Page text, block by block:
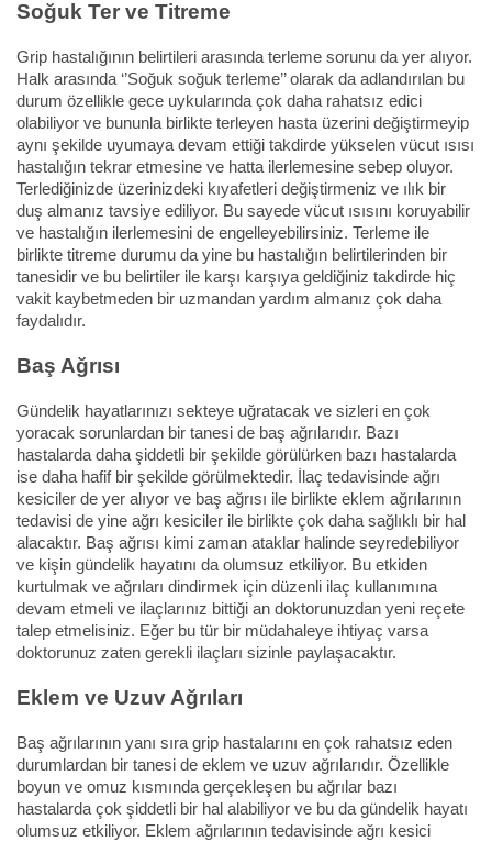
Soğuk Ter ve Titreme
Grip hastalığının belirtileri arasında terleme sorunu da yer alıyor.
Halk arasında ‘’Soğuk soğuk terleme’’ olarak da adlandırılan bu
durum özellikle gece uykularında çok daha rahatsız edici
olabiliyor ve bununla birlikte terleyen hasta üzerini değiştirmeyip
aynı şekilde uyumaya devam ettiği takdirde yükselen vücut ısısı
hastalığın tekrar etmesine ve hatta ilerlemesine sebep oluyor.
Terlediğinizde üzerinizdeki kıyafetleri değiştirmeniz ve ılık bir
duş almanız tavsiye ediliyor. Bu sayede vücut ısısını koruyabilir
ve hastalığın ilerlemesini de engelleyebilirsiniz. Terleme ile
birlikte titreme durumu da yine bu hastalığın belirtilerinden bir
tanesidir ve bu belirtiler ile karşı karşıya geldiğiniz takdirde hiç
vakit kaybetmeden bir uzmandan yardım almanız çok daha
faydalıdır.
Baş Ağrısı
Gündelik hayatlarınızı sekteye uğratacak ve sizleri en çok
yoracak sorunlardan bir tanesi de baş ağrılarıdır. Bazı
hastalarda daha şiddetli bir şekilde görülürken bazı hastalarda
ise daha hafif bir şekilde görülmektedir. İlaç tedavisinde ağrı
kesiciler de yer alıyor ve baş ağrısı ile birlikte eklem ağrılarının
tedavisi de yine ağrı kesiciler ile birlikte çok daha sağlıklı bir hal
alacaktır. Baş ağrısı kimi zaman ataklar halinde seyredebiliyor
ve kişin gündelik hayatını da olumsuz etkiliyor. Bu etkiden
kurtulmak ve ağrıları dindirmek için düzenli ilaç kullanımına
devam etmeli ve ilaçlarınız bittiği an doktorunuzdan yeni reçete
talep etmelisiniz. Eğer bu tür bir müdahaleye ihtiyaç varsa
doktorunuz zaten gerekli ilaçları sizinle paylaşacaktır.
Eklem ve Uzuv Ağrıları
Baş ağrılarının yanı sıra grip hastalarını en çok rahatsız eden
durumlardan bir tanesi de eklem ve uzuv ağrılarıdır. Özellikle
boyun ve omuz kısmında gerçekleşen bu ağrılar bazı
hastalarda çok şiddetli bir hal alabiliyor ve bu da gündelik hayatı
olumsuz etkiliyor. Eklem ağrılarının tedavisinde ağrı kesici